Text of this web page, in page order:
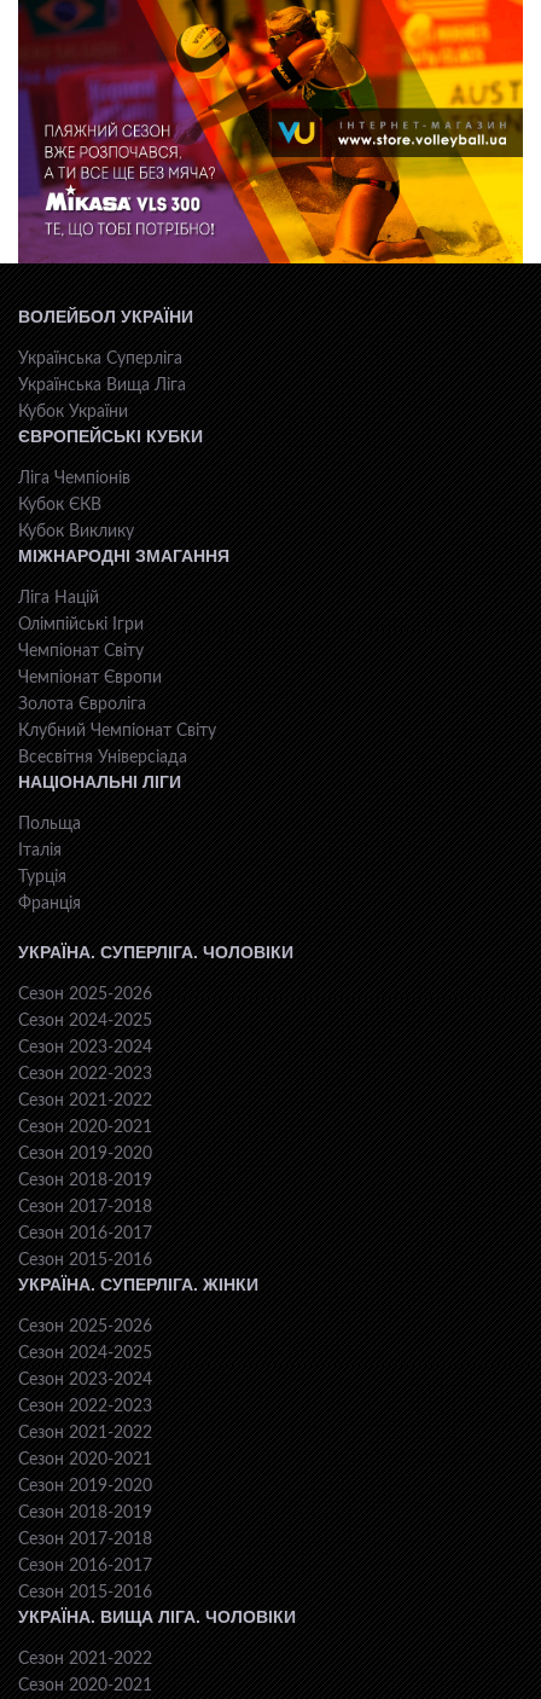
ВОЛЕЙБОЛ УКРАЇНИ
Українська Суперліга
Українська Вища Ліга
Кубок України
ЄВРОПЕЙСЬКІ КУБКИ
Ліга Чемпіонів
Кубок ЄКВ
Кубок Виклику
МІЖНАРОДНІ ЗМАГАННЯ
Ліга Націй
Олімпійські Ігри
Чемпіонат Світу
Чемпіонат Європи
Золота Євроліга
Клубний Чемпіонат Світу
Всесвiтня Унiверсiaда
НАЦІОНАЛЬНІ ЛІГИ
Польща
Італія
Турція
Франція
УКРАЇНА. СУПЕРЛІГА. ЧОЛОВІКИ
Сезон 2025-2026
Сезон 2024-2025
Сезон 2023-2024
Сезон 2022-2023
Сезон 2021-2022
Сезон 2020-2021
Сезон 2019-2020
Сезон 2018-2019
Сезон 2017-2018
Сезон 2016-2017
Сезон 2015-2016
УКРАЇНА. СУПЕРЛІГА. ЖІНКИ
Сезон 2025-2026
Сезон 2024-2025
Сезон 2023-2024
Сезон 2022-2023
Сезон 2021-2022
Сезон 2020-2021
Сезон 2019-2020
Сезон 2018-2019
Сезон 2017-2018
Сезон 2016-2017
Сезон 2015-2016
УКРАЇНА. ВИЩА ЛІГА. ЧОЛОВІКИ
Сезон 2021-2022
Сезон 2020-2021